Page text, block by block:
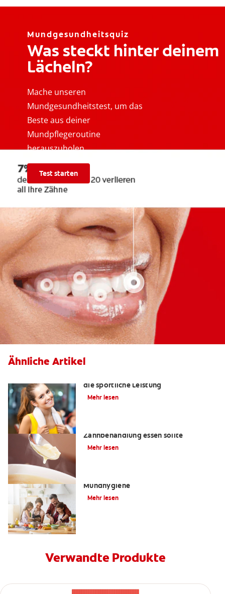
Mundgesundheitsquiz
Was steckt hinter deinem
Lächeln?
Mache unseren
Mundgesundheitstest, um das
Beste aus deiner
Mundpflegeroutine
herauszuholen.
Test starten
Ähnliche Artikel
die sportliche Leistung
Mehr lesen
Zahnbehandlung essen sollte
Mehr lesen
Mundhygiene
Mehr lesen
Verwandte Produkte